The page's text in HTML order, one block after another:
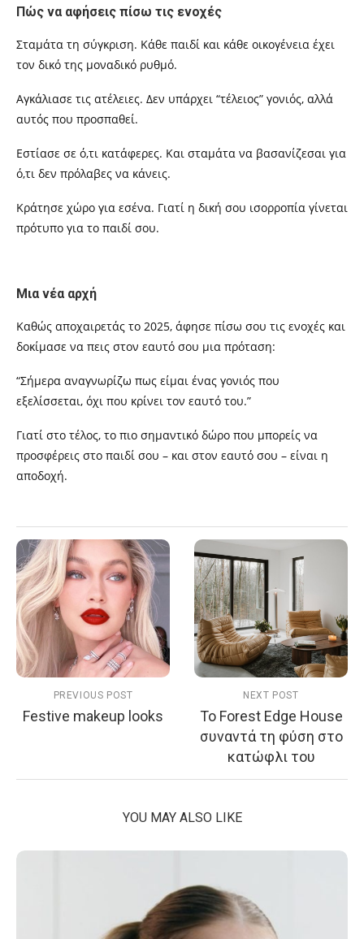
Πώς να αφήσεις πίσω τις ενοχές
Σταμάτα τη σύγκριση. Κάθε παιδί και κάθε οικογένεια έχει
τον δικό της μοναδικό ρυθμό.
Αγκάλιασε τις ατέλειες. Δεν υπάρχει “τέλειος” γονιός, αλλά
αυτός που προσπαθεί.
Εστίασε σε ό,τι κατάφερες. Και σταμάτα να βασανίζεσαι για
ό,τι δεν πρόλαβες να κάνεις.
Κράτησε χώρο για εσένα. Γιατί η δική σου ισορροπία γίνεται
πρότυπο για το παιδί σου.
Μια νέα αρχή
Καθώς αποχαιρετάς το 2025, άφησε πίσω σου τις ενοχές και
δοκίμασε να πεις στον εαυτό σου μια πρόταση:
“Σήμερα αναγνωρίζω πως είμαι ένας γονιός που
εξελίσσεται, όχι που κρίνει τον εαυτό του.”
Γιατί στο τέλος, το πιο σημαντικό δώρο που μπορείς να
προσφέρεις στο παιδί σου – και στον εαυτό σου – είναι η
αποδοχή.
PREVIOUS POST
Festive makeup looks
NEXT POST
Το Forest Edge House
συναντά τη φύση στο
κατώφλι του
YOU MAY ALSO LIKE